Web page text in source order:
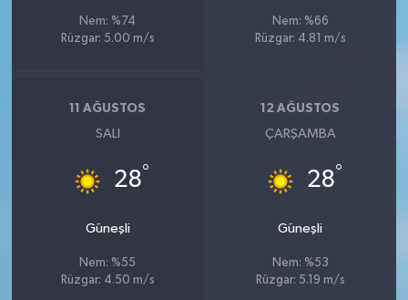
Nem: %74
Rüzgar: 5.00 m/s
Nem: %66
Rüzgar: 4.81 m/s
11 AĞUSTOS
SALI
28°
Güneşli
Nem: %55
Rüzgar: 4.50 m/s
12 AĞUSTOS
ÇARŞAMBA
28°
Güneşli
Nem: %53
Rüzgar: 5.19 m/s